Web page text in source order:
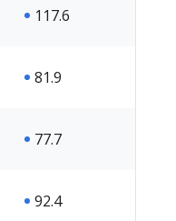
117.6
81.9
77.7
92.4